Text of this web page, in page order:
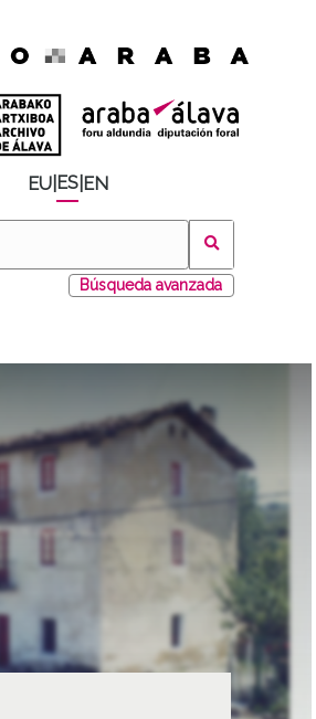
EU ES EN
Búsqueda avanzada